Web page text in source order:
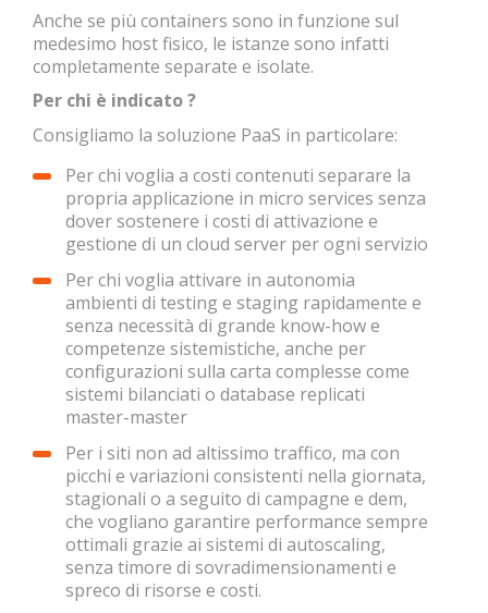
Anche se più containers sono in funzione sul
medesimo host fisico, le istanze sono infatti
completamente separate e isolate.
Per chi è indicato ?
Consigliamo la soluzione PaaS in particolare:
Per chi voglia a costi contenuti separare la
propria applicazione in micro services senza
dover sostenere i costi di attivazione e
gestione di un cloud server per ogni servizio
Per chi voglia attivare in autonomia
ambienti di testing e staging rapidamente e
senza necessità di grande know-how e
competenze sistemistiche, anche per
configurazioni sulla carta complesse come
sistemi bilanciati o database replicati
master-master
Per i siti non ad altissimo traffico, ma con
picchi e variazioni consistenti nella giornata,
stagionali o a seguito di campagne e dem,
che vogliano garantire performance sempre
ottimali grazie ai sistemi di autoscaling,
senza timore di sovradimensionamenti e
spreco di risorse e costi.